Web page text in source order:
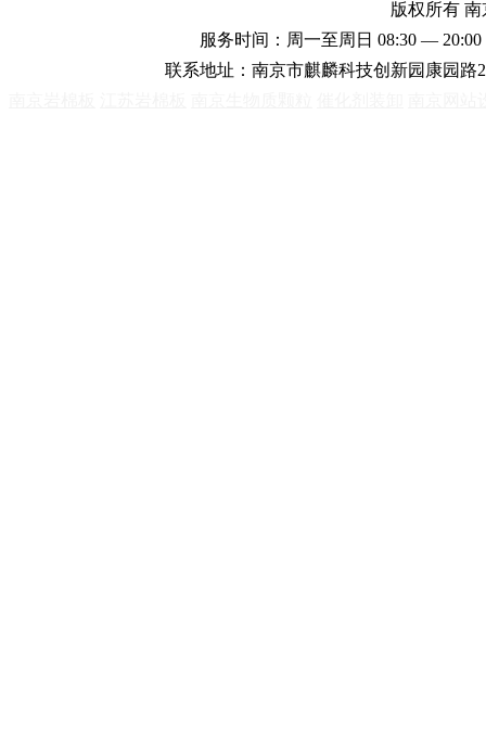
版权所有
服务时间：周一至周日 08:30 —
联系地址：南京市麒麟科技创新园康园